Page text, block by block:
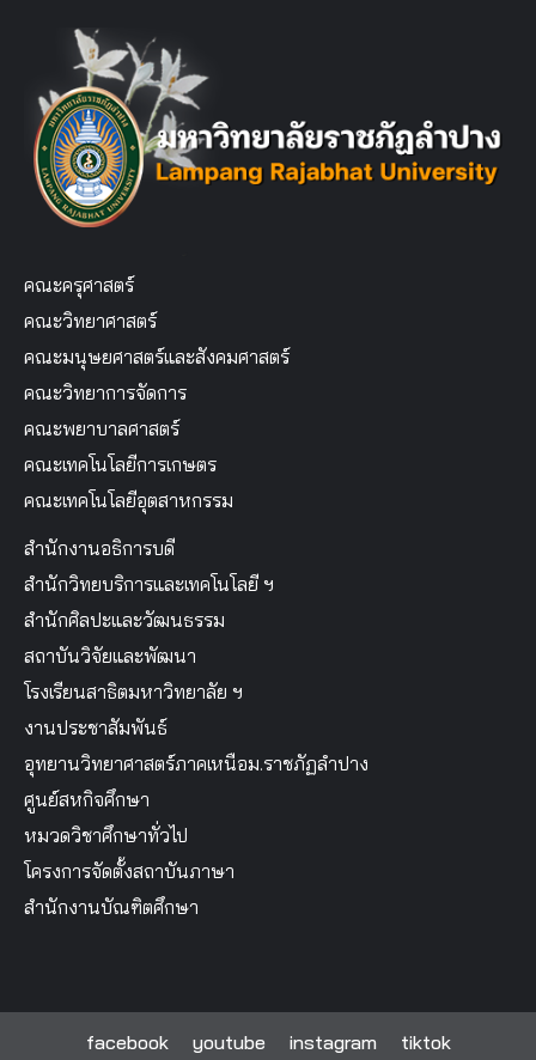
คณะครุศาสตร์
คณะวิทยาศาสตร์
คณะมนุษยศาสตร์และสังคมศาสตร์
คณะวิทยาการจัดการ
คณะพยาบาลศาสตร์
คณะเทคโนโลยีการเกษตร
คณะเทคโนโลยีอุตสาหกรรม
สำนักงานอธิการบดี
สำนักวิทยบริการและเทคโนโลยี ฯ
สำนักศิลปะและวัฒนธรรม
สถาบันวิจัยและพัฒนา
โรงเรียนสาธิตมหาวิทยาลัย ฯ
งานประชาสัมพันธ์
อุทยานวิทยาศาสตร์ภาคเหนือม.ราชภัฏลำปาง
ศูนย์สหกิจศึกษา
หมวดวิชาศึกษาทั่วไป
โครงการจัดตั้งสถาบันภาษา
สำนักงานบัณฑิตศึกษา
facebook youtube instagram tiktok